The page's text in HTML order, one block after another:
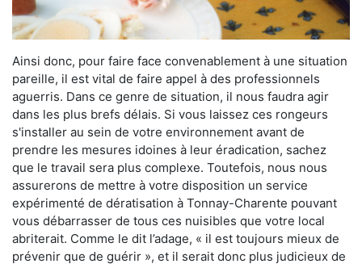
Ainsi donc, pour faire face convenablement à une situation
pareille, il est vital de faire appel à des professionnels
aguerris. Dans ce genre de situation, il nous faudra agir
dans les plus brefs délais. Si vous laissez ces rongeurs
s'installer au sein de votre environnement avant de
prendre les mesures idoines à leur éradication, sachez
que le travail sera plus complexe. Toutefois, nous nous
assurerons de mettre à votre disposition un service
expérimenté de dératisation à Tonnay-Charente pouvant
vous débarrasser de tous ces nuisibles que votre local
abriterait. Comme le dit l’adage, « il est toujours mieux de
prévenir que de guérir », et il serait donc plus judicieux de